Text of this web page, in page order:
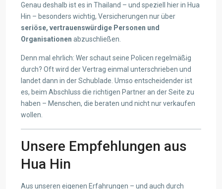
Genau deshalb ist es in Thailand – und speziell hier in Hua
Hin – besonders wichtig, Versicherungen nur über
seriöse, vertrauenswürdige Personen und
Organisationen abzuschließen.
Denn mal ehrlich: Wer schaut seine Policen regelmäßig
durch? Oft wird der Vertrag einmal unterschrieben und
landet dann in der Schublade. Umso entscheidender ist
es, beim Abschluss die richtigen Partner an der Seite zu
haben – Menschen, die beraten und nicht nur verkaufen
wollen.
Unsere Empfehlungen aus
Hua Hin
Aus unseren eigenen Erfahrungen – und auch durch